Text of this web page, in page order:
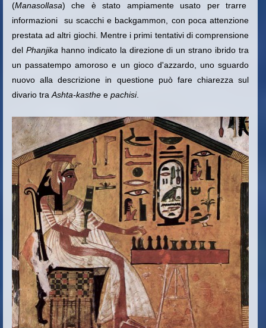
(Manasollasa) che è stato ampiamente usato per trarre
informazioni su scacchi e backgammon, con poca attenzione
prestata ad altri giochi. Mentre i primi tentativi di comprensione
del Phanjikahanno indicato la direzione di un strano ibrido tra
un passatempo amoroso e un gioco d'azzardo, uno sguardo
nuovo alla descrizione in questione può fare chiarezza sul
divario traAshta-kasthe e pachisi.